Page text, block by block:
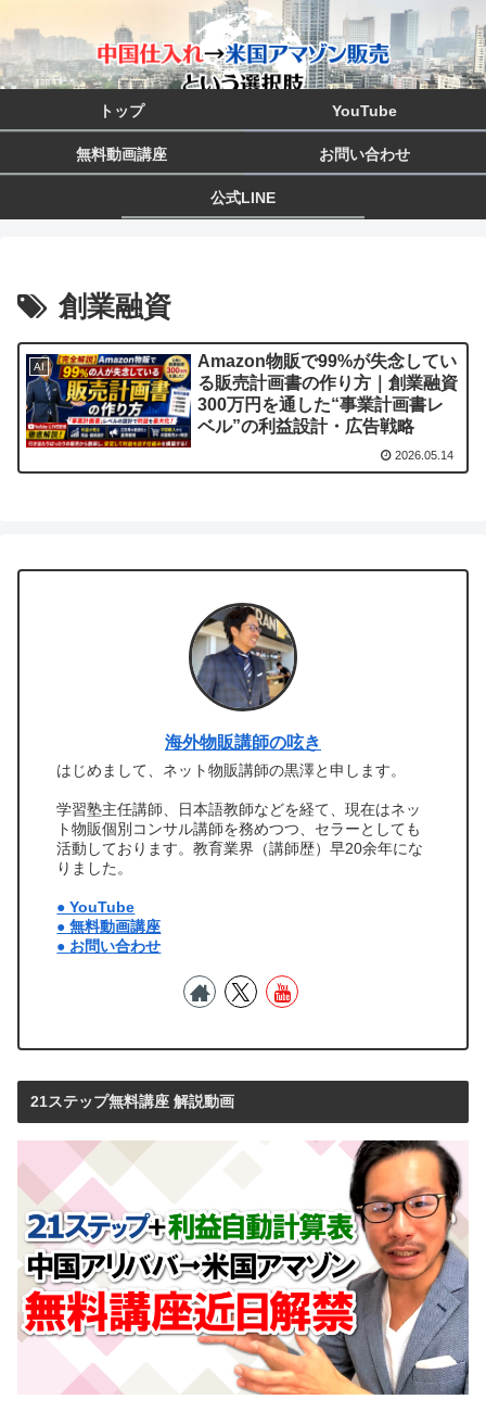
トップ YouTube
無料動画講座 お問い合わせ
公式LINE
創業融資
AI
Amazon物販で99%が失念してい
る販売計画書の作り方｜創業融資
300万円を通した“事業計画書レ
ベル”の利益設計・広告戦略
2026.05.14
海外物販講師の呟き
はじめまして、ネット物販講師の黒澤と申します。
学習塾主任講師、日本語教師などを経て、現在はネッ
ト物販個別コンサル講師を務めつつ、セラーとしても
活動しております。教育業界（講師歴）早20余年にな
りました。
● YouTube
● 無料動画講座
● お問い合わせ
21ステップ無料講座 解説動画